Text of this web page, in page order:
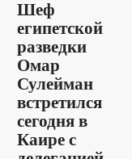
Шеф
египетской
разведки
Омар
Сулейман
встретился
сегодня в
Каире с